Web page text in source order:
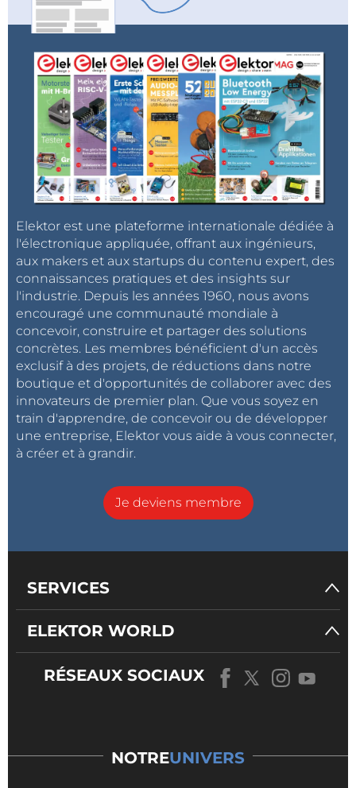
Elektor est une plateforme internationale dédiée à
l'électronique appliquée, offrant aux ingénieurs,
aux makers et aux startups du contenu expert, des
connaissances pratiques et des insights sur
l'industrie. Depuis les années 1960, nous avons
encouragé une communauté mondiale à
concevoir, construire et partager des solutions
concrètes. Les membres bénéficient d'un accès
exclusif à des projets, de réductions dans notre
boutique et d'opportunités de collaborer avec des
innovateurs de premier plan. Que vous soyez en
train d'apprendre, de concevoir ou de développer
une entreprise, Elektor vous aide à vous connecter,
à créer et à grandir.
Je deviens membre
SERVICES
ELEKTOR WORLD
RÉSEAUX SOCIAUX
NOTREUNIVERS